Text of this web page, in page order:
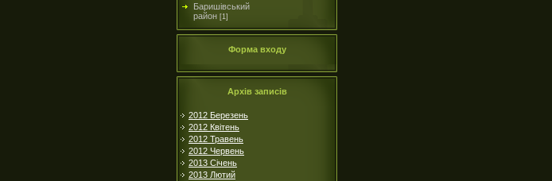
Баришівський
район [1]
Форма входу
Архів записів
2012 Березень
2012 Квітень
2012 Травень
2012 Червень
2013 Січень
2013 Лютий